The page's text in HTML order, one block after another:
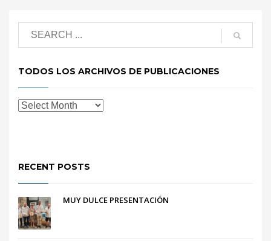
TODOS LOS ARCHIVOS DE PUBLICACIONES
RECENT POSTS
MUY DULCE PRESENTACIÓN